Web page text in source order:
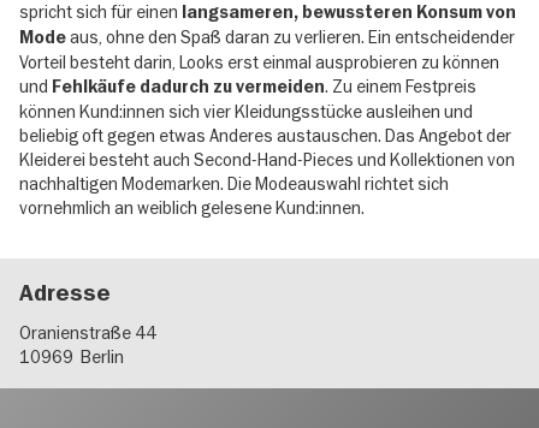
spricht sich für einen langsameren, bewussteren Konsum von
Modeaus, ohne den Spaß daran zu verlieren. Ein entscheidender
Vorteil besteht darin, Looks erst einmal ausprobieren zu können
und Fehlkäufe dadurch zu vermeiden. Zu einem Festpreis
können Kund:innen sich vier Kleidungsstücke ausleihen und
beliebig oft gegen etwas Anderes austauschen. Das Angebot der
Kleiderei besteht auch Second-Hand-Pieces und Kollektionen von
nachhaltigen Modemarken. Die Modeauswahl richtet sich
vornehmlich an weiblich gelesene Kund:innen.
Adresse
Oranienstraße 44
10969 Berlin